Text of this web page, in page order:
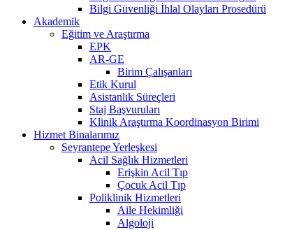
Bilgi Güvenliği İhlal Olayları Prosedürü
Akademik
Eğitim ve Araştırma
EPK
AR-GE
Birim Çalışanları
Etik Kurul
Asistanlık Süreçleri
Staj Başvuruları
Klinik Araştırma Koordinasyon Birimi
Hizmet Binalarımız
Seyrantepe Yerleşkesi
Acil Sağlık Hizmetleri
Erişkin Acil Tıp
Çocuk Acil Tıp
Poliklinik Hizmetleri
Aile Hekimliği
Algoloji